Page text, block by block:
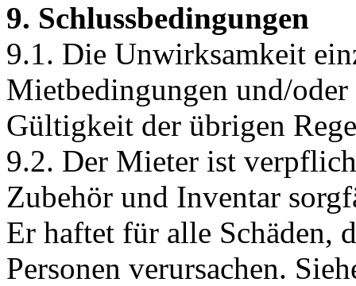
9. Schlussbedingungen
9.1. Die Unwirksamkeit
Mietbedingungen und/
Gültigkeit der übrigen
9.2. Der Mieter ist
Zubehör und Inventar
Er haftet für alle Schäden,
Personen verursachen.